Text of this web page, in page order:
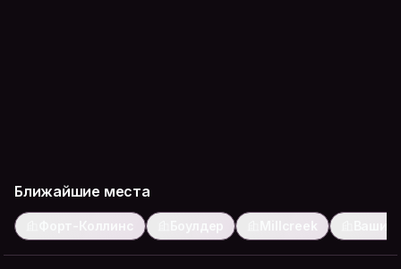
Ближайшие места
Форт-Коллинс Боулдер Millcreek